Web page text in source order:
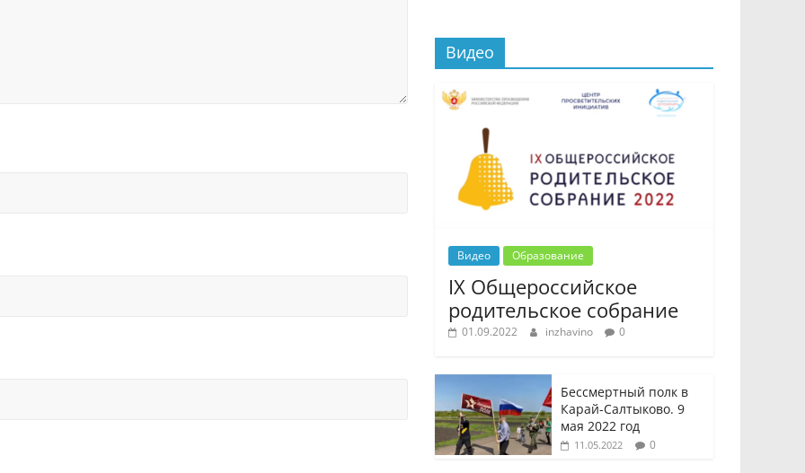
Видео
Видео Образование
IX Общероссийское
родительское собрание
01.09.2022 inzhavino 0
Бессмертный полк в
Карай-Салтыково. 9
мая 2022 год
11.05.2022 0